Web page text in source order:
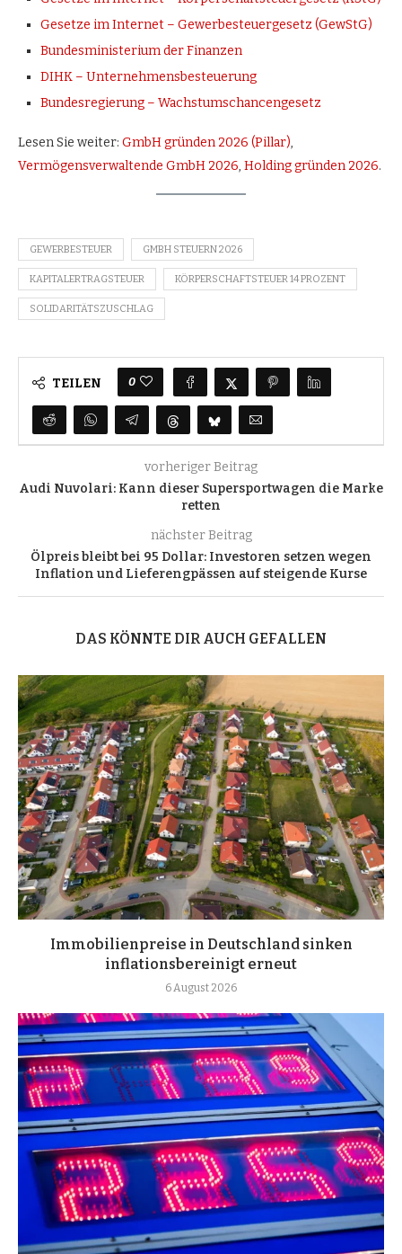
Gesetze im Internet – Gewerbesteuergesetz (GewStG)
Bundesministerium der Finanzen
DIHK – Unternehmensbesteuerung
Bundesregierung – Wachstumschancengesetz
Lesen Sie weiter: GmbH gründen 2026 (Pillar),
Vermögensverwaltende GmbH 2026, Holding gründen 2026.
GEWERBESTEUER GMBH STEUERN 2026
KAPITALERTRAGSTEUER KÖRPERSCHAFTSTEUER 14 PROZENT
SOLIDARITÄTSZUSCHLAG
TEILEN 0
vorheriger Beitrag
Audi Nuvolari: Kann dieser Supersportwagen die Marke
retten
nächster Beitrag
Ölpreis bleibt bei 95 Dollar: Investoren setzen wegen
Inflation und Lieferengpässen auf steigende Kurse
DAS KÖNNTE DIR AUCH GEFALLEN
Immobilienpreise in Deutschland sinken
inflationsbereinigt erneut
6 August 2026